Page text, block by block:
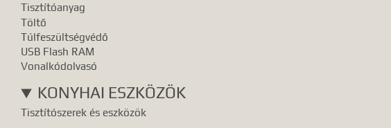
Tisztítóanyag
Töltő
Túlfeszültségvédő
USB Flash RAM
Vonalkódolvasó
KONYHAI ESZKÖZÖK
Tisztítószerek és eszközök